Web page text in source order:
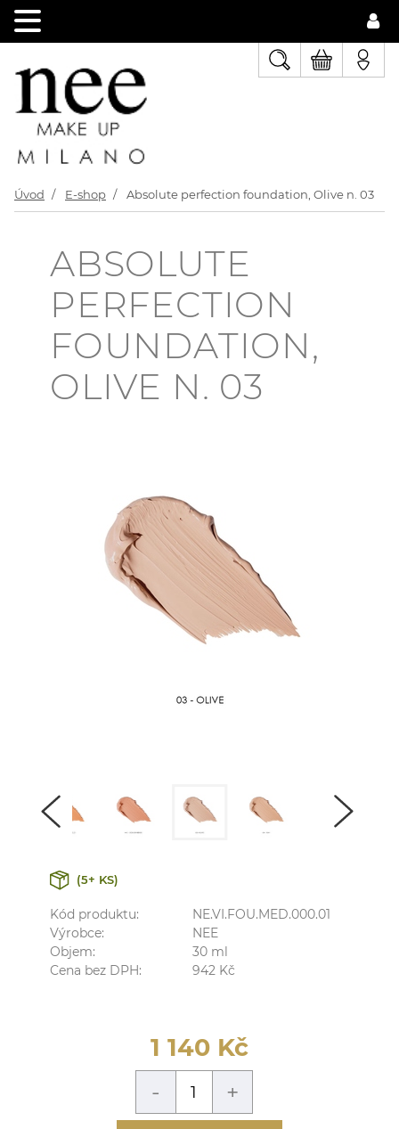
Úvod E-shop Absolute perfection foundation, Olive n. 03
ABSOLUTE
PERFECTION
FOUNDATION,
OLIVE N. 03
(5+ KS)
Kód produktu:
NE.VI.FOU.MED.000.01
Výrobce:
NEE
Objem:
30 ml
Cena bez DPH:
942 Kč
1 140 Kč
- +